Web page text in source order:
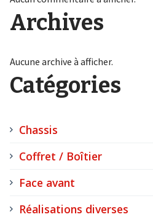
Archives
Aucune archive à afficher.
Catégories
Chassis
Coffret / Boîtier
Face avant
Réalisations diverses